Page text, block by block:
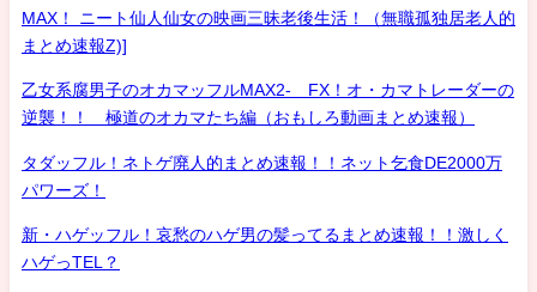
MAX！ ニート仙人仙女の映画三昧老後生活！（無職孤独居老人的
まとめ速報Z)]
乙女系腐男子のオカマッフルMAX2- FX！オ・カマトレーダーの
逆襲！！ 極道のオカマたち編（おもしろ動画まとめ速報）
タダッフル！ネトゲ廃人的まとめ速報！！ネット乞食DE2000万
パワーズ！
新・ハゲッフル！哀愁のハゲ男の髪ってるまとめ速報！！激しく
ハゲっTEL？